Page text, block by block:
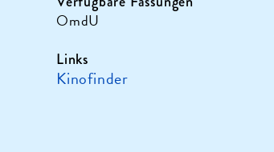
OmdU
Links
Kinofinder